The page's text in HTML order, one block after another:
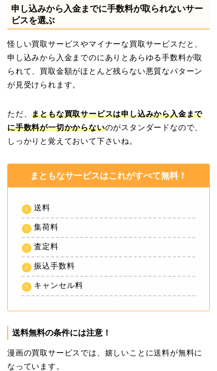
申し込みから入金までに手数料が取られないサー
ビスを選ぶ
怪しい買取サービスやマイナーな買取サービスだと、
申し込みから入金までのにありとあらゆる手数料が取
られて、買取金額がほとんど残らない悪質なパターン
が見受けられます。
ただ、まともな買取サービスは申し込みから入金まで
に手数料が一切かからないのがスタンダードなので、
しっかりと覚えておいて下さいね。
まともなサービスはこれがすべて無料！
送料
集荷料
査定料
振込手数料
キャンセル料
送料無料の条件には注意！
漫画の買取サービスでは、嬉しいことに送料が無料に
なっています。